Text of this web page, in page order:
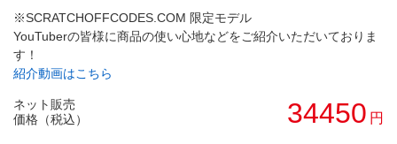
※SCRATCHOFFCODES.COM 限定モデル
YouTuberの皆様に商品の使い心地などをご紹介いただいておりま
す！
紹介動画はこちら
ネット販売
価格（税込）
34450 円